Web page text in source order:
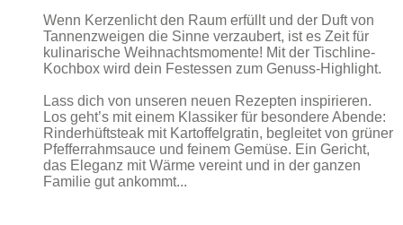
Wenn Kerzenlicht den Raum erfüllt und der Duft von
Tannenzweigen die Sinne verzaubert, ist es Zeit für
kulinarische Weihnachtsmomente! Mit der Tischline-
Kochbox wird dein Festessen zum Genuss-Highlight.
Lass dich von unseren neuen Rezepten inspirieren.
Los geht’s mit einem Klassiker für besondere Abende:
Rinderhüftsteak mit Kartoffelgratin, begleitet von grüner
Pfefferrahmsauce und feinem Gemüse. Ein Gericht,
das Eleganz mit Wärme vereint und in der ganzen
Familie gut ankommt...